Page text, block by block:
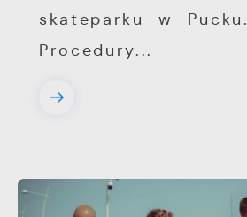
skateparku w Pucku.
Procedury...